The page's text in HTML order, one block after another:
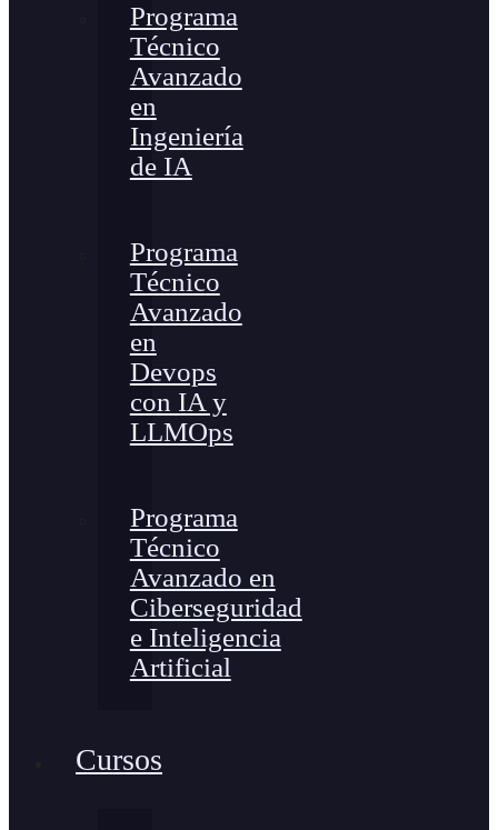
Programa
Técnico
Avanzado
en
Ingeniería
de IA
Programa
Técnico
Avanzado
en
Devops
con IA y
LLMOps
Programa
Técnico
Avanzado en
Ciberseguridad
e Inteligencia
Artificial
Cursos